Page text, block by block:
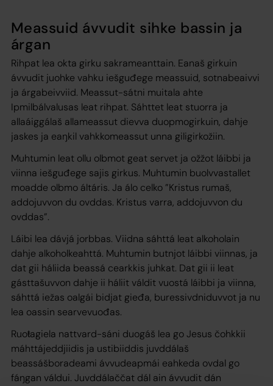
Meassuid ávvudit sihke bassin ja
árgan
Rihpat lea okta girku sakrameanttain. Eanaš girkuin
ávvudit juohke vahku iešguđege meassuid, sotnabeaivvi
ja árgabeivviid. Meassut-sátni muitala ahte
Ipmilbálvalusas leat rihpat. Sáhttet leat stuorra ja
allaáiggálaš allameassut dievva duopmogirkuin, dahje
jaskes ja eaŋkil vahkkomeassut unna giligirkožiin.
Muhtumin leat ollu olbmot geat servet ja ožžot láibbi ja
viinna iešguđege sajis girkus. Muhtumin buolvvastallet
moadde olbmo áltáris. Ja álo celko ”Kristus rumaš,
addojuvvon du ovddas. Kristus varra, addojuvvon du
ovddas”.
Láibi lea dávjá jorbbas. Viidna sáhttá leat alkoholain
dahje alkoholkeahttá. Muhtumin butnjot láibbi viinnas, ja
dat gii háliida beassá cearkkis juhkat. Dat gii ii leat
gásttašuvvon dahje ii háliit váldit vuostá láibbi ja viinna,
sáhttá iežas oalgái bidjat gieđa, buressivdniduvvot ja nu
lea oassin searvevuođas.
Ruoŧagiela nattvard-sáni duogáš lea go Jesus čohkkii
máhttájeddjiidis ja ustibiiddis juvddálaš
beassášboradeami ávvudeapmái eahkeda ovdal go
fáŋgan váldui. Juvddálaččat dál ain ávvudit dán